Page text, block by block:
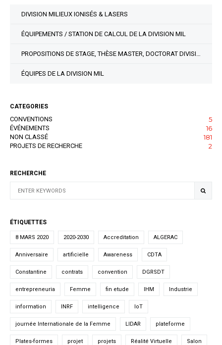
DIVISION MILIEUX IONISÉS & LASERS
ÉQUIPEMENTS / STATION DE CALCUL DE LA DIVISION MIL
PROPOSITIONS DE STAGE, THÈSE MASTER, DOCTORAT DIVISION MIL
ÉQUIPES DE LA DIVISION MIL
CATEGORIES
CONVENTIONS 5
ÉVÉNEMENTS 16
NON CLASSÉ 181
PROJETS DE RECHERCHE 2
RECHERCHE
ÉTIQUETTES
8 MARS 2020 2020-2030 Accreditation ALGERAC
Anniversaire artificielle Awareness CDTA
Constantine contrats convention DGRSDT
entrepreneuria Femme fin etude IHM Industrie
information INRF intelligence IoT
journée Internationale de la Femme LIDAR plateforme
Plates-formes projet projets Réalité Virtuelle Salon